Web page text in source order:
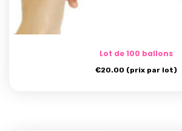
Lot de 100 ballons
€20.00 (prix par lot)